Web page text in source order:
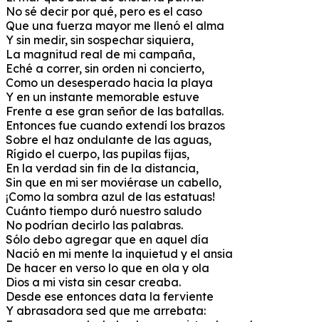
No sé decir por qué, pero es el caso
Que una fuerza mayor me llenó el alma
Y sin medir, sin sospechar siquiera,
La magnitud real de mi campaña,
Eché a correr, sin orden ni concierto,
Como un desesperado hacia la playa
Y en un instante memorable estuve
Frente a ese gran señor de las batallas.
Entonces fue cuando extendí los brazos
Sobre el haz ondulante de las aguas,
Rígido el cuerpo, las pupilas fijas,
En la verdad sin fin de la distancia,
Sin que en mi ser moviérase un cabello,
¡Como la sombra azul de las estatuas!
Cuánto tiempo duró nuestro saludo
No podrían decirlo las palabras.
Sólo debo agregar que en aquel día
Nació en mi mente la inquietud y el ansia
De hacer en verso lo que en ola y ola
Dios a mi vista sin cesar creaba.
Desde ese entonces data la ferviente
Y abrasadora sed que me arrebata: